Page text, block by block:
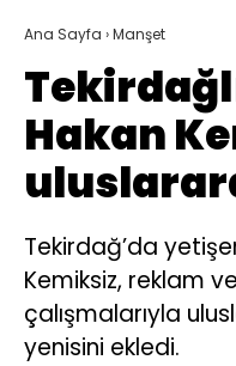
Ana Sayfa ›Manşet
Hakan
Tekirdağ’da
Kemiksiz, reklam
çalışmalarıyla
yenisini ekledi.